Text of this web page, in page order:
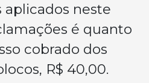
aplicados neste
é quanto
cobrado dos
R$ 40,00.